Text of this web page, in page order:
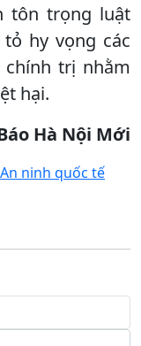
tôn trọng luật
hy vọng các
trị nhằm
hại.
Hà Nội Mới
An ninh quốc tế